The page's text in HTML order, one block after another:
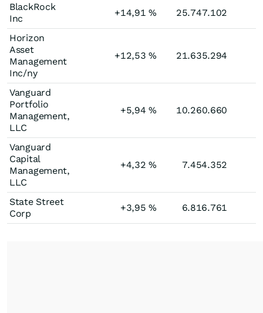
BlackRock
Inc
+14,91% 25.747.102
Horizon
Asset
Management
Inc/ny
+12,53% 21.635.294
Vanguard
Portfolio
Management,
LLC
+5,94% 10.260.660
Vanguard
Capital
Management,
LLC
+4,32% 7.454.352
State Street
Corp
+3,95% 6.816.761